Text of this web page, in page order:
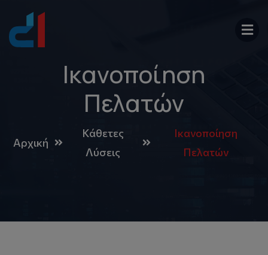
Ικανοποίηση
Πελατών
Αρχική
Κάθετες
Λύσεις
Ικανοποίηση
Πελατών